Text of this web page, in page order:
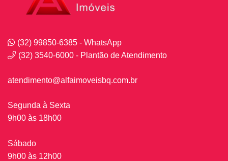
(32) 99850-6385 - WhatsApp
(32) 3540-6000 - Plantão de Atendimento
atendimento@alfaimoveisbq.com.br
Segunda à Sexta
9h00 às 18h00
Sábado
9h00 às 12h00